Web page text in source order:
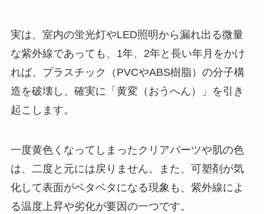
実は、室内の蛍光灯やLED照明から漏れ出る微量
な紫外線であっても、1年、2年と長い年月をかけ
れば、プラスチック（PVCやABS樹脂）の分子構
造を破壊し、確実に「黄変（おうへん）」を引き
起こします。
一度黄色くなってしまったクリアパーツや肌の色
は、二度と元には戻りません。また、可塑剤が気
化して表面がベタベタになる現象も、紫外線によ
る温度上昇や劣化が要因の一つです。